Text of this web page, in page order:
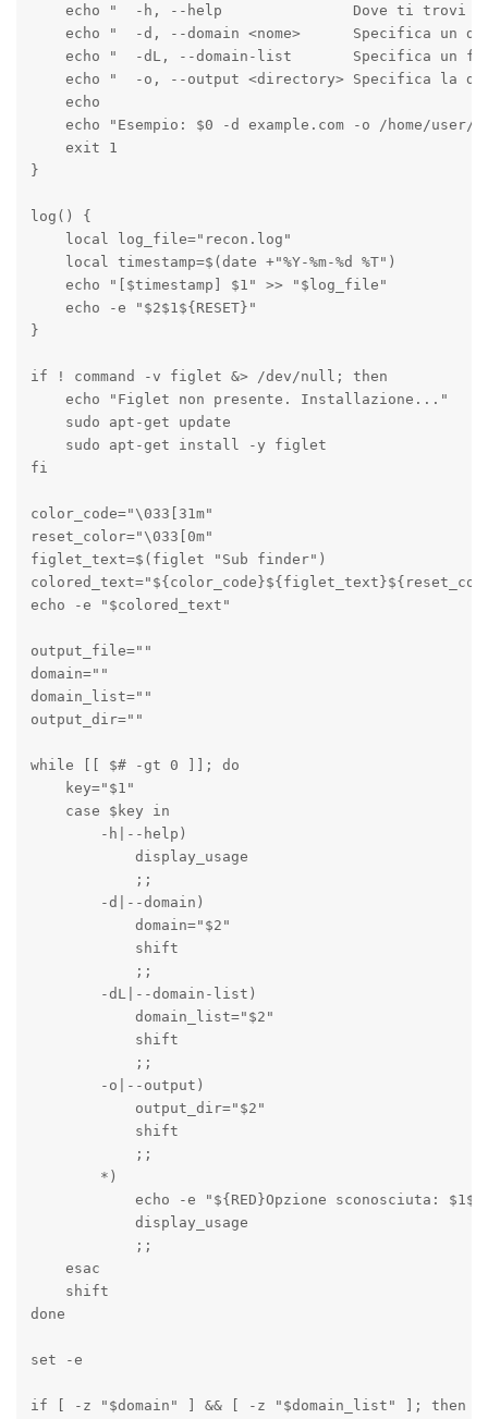
echo "  -h, --help               Dove ti trovi
echo "  -d, --domain <nome>      Specifica un
echo "  -dL, --domain-list       Specifica un
echo "  -o, --output <directory> Specifica la
    echo
echo "Esempio: $0 -d example.com -o /home/user/
    exit 1
}
log() {
    local log_file="recon.log"
    local timestamp=$(date +"%Y-%m-%d %T")
    echo "[$timestamp] $1" >> "$log_file"
    echo -e "$2$1${RESET}"
}
if ! command -v figlet &> /dev/null; then
    echo "Figlet non presente. Installazione..."
    sudo apt-get update
    sudo apt-get install -y figlet
fi
color_code="\033[31m"
reset_color="\033[0m"
figlet_text=$(figlet "Sub finder")
echo -e "$colored_text"
output_file=""
domain=""
domain_list=""
output_dir=""
while [[ $# -gt 0 ]]; do
    key="$1"
    case $key in
        -h|--help)
            display_usage
            ;;
        -d|--domain)
            domain="$2"
            shift
            ;;
        -dL|--domain-list)
            domain_list="$2"
            shift
            ;;
        -o|--output)
            output_dir="$2"
            shift
            ;;
        *)
echo -e "${RED}Opzione sconosciuta:
            display_usage
            ;;
    esac
    shift
done
set -e
if [ -z "$domain" ] && [ -z "$domain_list" ]; then